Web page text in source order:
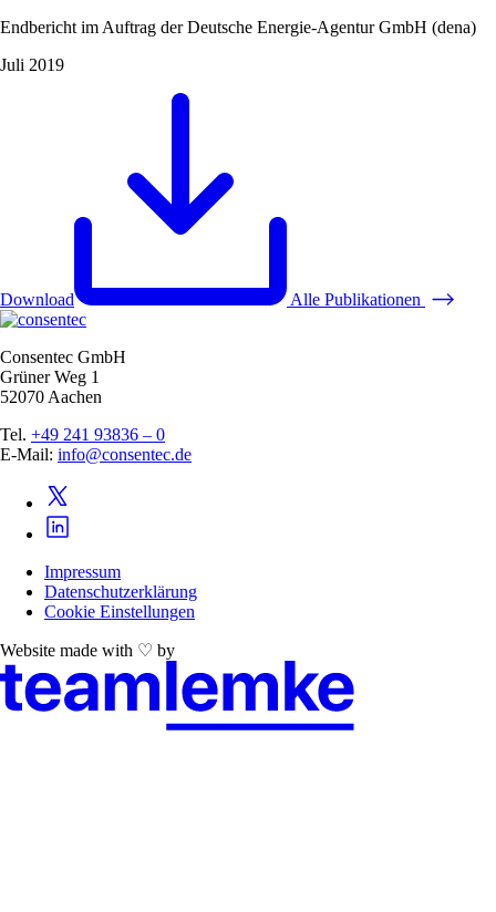
Endbericht im Auftrag der Deutsche Energie-Agentur GmbH (dena)
Juli 2019
Download Alle Publikationen
Consentec GmbH
Grüner Weg 1
52070 Aachen
Tel. +49 241 93836 – 0
E-Mail: info@consentec.de
Impressum
Datenschutzerklärung
Cookie Einstellungen
Website made with ♡ by